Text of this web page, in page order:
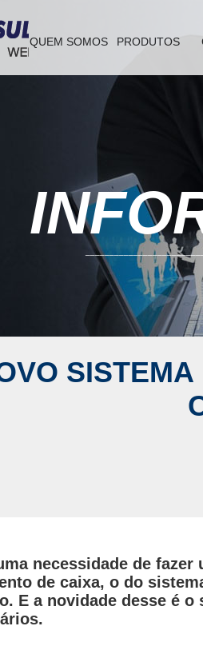
QUEM SOMOS PRODUTOS
necessidade de
de caixa, o do
E a novidade desse é